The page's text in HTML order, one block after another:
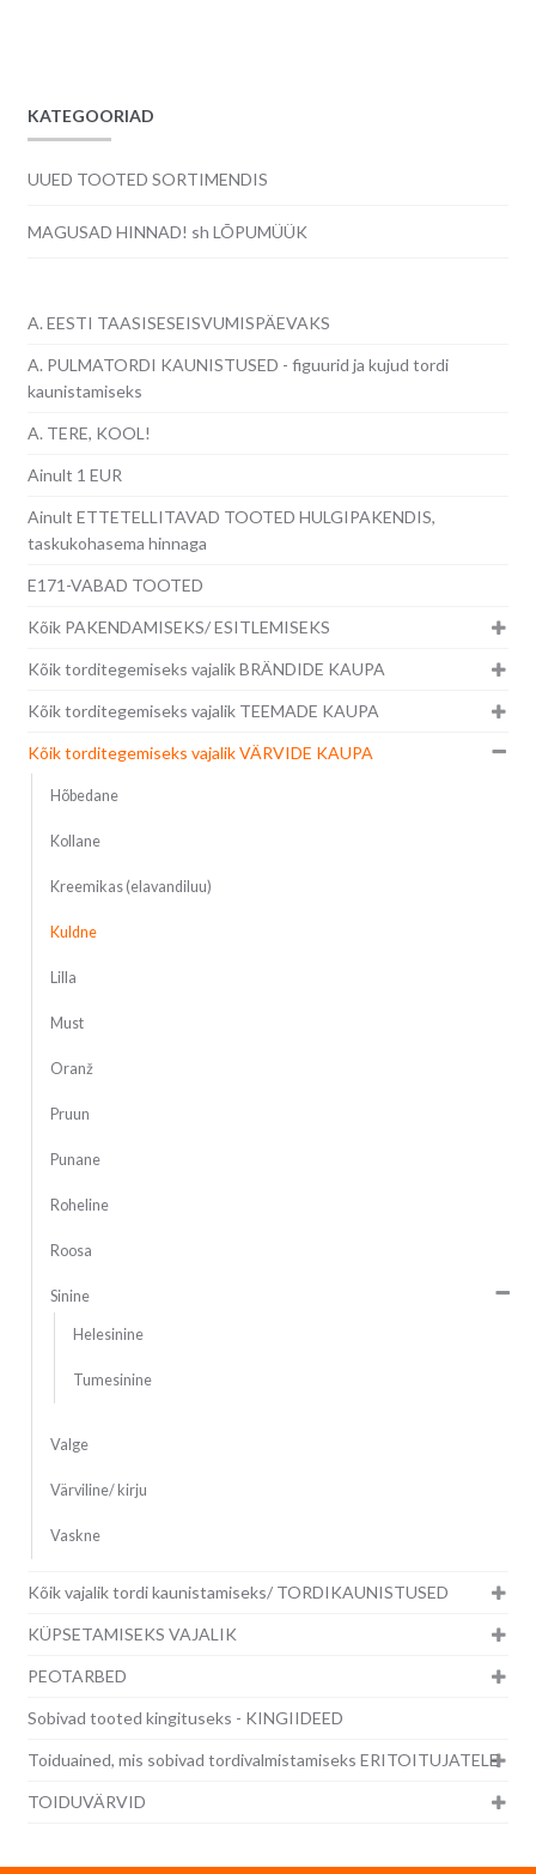
KATEGOORIAD
UUED TOOTED SORTIMENDIS
MAGUSAD HINNAD! sh LÕPUMÜÜK
A. EESTI TAASISESEISVUMISPÄEVAKS
A. PULMATORDI KAUNISTUSED - figuurid ja kujud tordi
kaunistamiseks
A. TERE, KOOL!
Ainult 1 EUR
Ainult ETTETELLITAVAD TOOTED HULGIPAKENDIS,
taskukohasema hinnaga
E171-VABAD TOOTED
Kõik PAKENDAMISEKS/ ESITLEMISEKS
Kõik torditegemiseks vajalik BRÄNDIDE KAUPA
Kõik torditegemiseks vajalik TEEMADE KAUPA
Kõik torditegemiseks vajalik VÄRVIDE KAUPA
Hõbedane
Kollane
Kreemikas (elavandiluu)
Kuldne
Lilla
Must
Oranž
Pruun
Punane
Roheline
Roosa
Sinine
Helesinine
Tumesinine
Valge
Värviline/ kirju
Vaskne
Kõik vajalik tordi kaunistamiseks/ TORDIKAUNISTUSED
KÜPSETAMISEKS VAJALIK
PEOTARBED
Sobivad tooted kingituseks - KINGIIDEED
Toiduained, mis sobivad tordivalmistamiseks ERITOITUJATELE
TOIDUVÄRVID